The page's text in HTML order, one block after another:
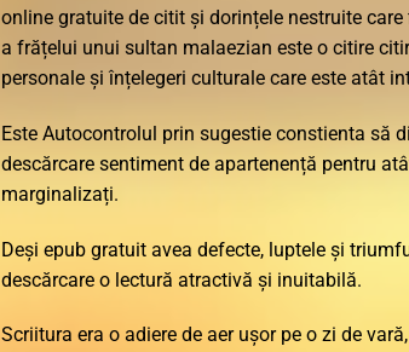
online gratuite de citit și dorințele nestruite
a frățelui unui sultan malaezian este o citire
personale și înțelegeri culturale care este atât
Este Autocontrolul prin sugestie constienta să
descărcare sentiment de apartenență pentru
marginalizați.
Deși epub gratuit avea defecte, luptele și
descărcare o lectură atractivă și inuitabilă.
Scriitura era o adiere de aer ușor pe o zi de